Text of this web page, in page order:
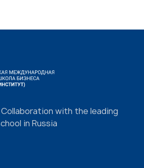
with the leading
in Russia